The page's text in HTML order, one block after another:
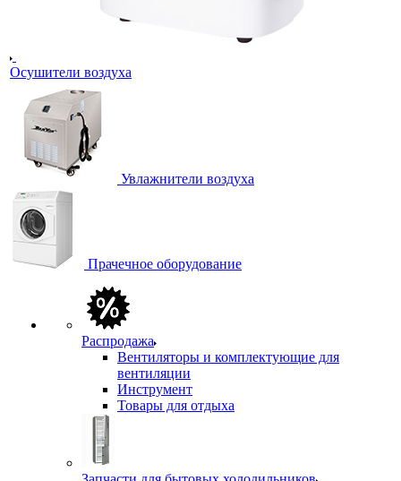
Осушители воздуха
Увлажнители воздуха
Прачечное оборудование
Распродажа
Вентиляторы и комплектующие для
вентиляции
Инструмент
Товары для отдыха